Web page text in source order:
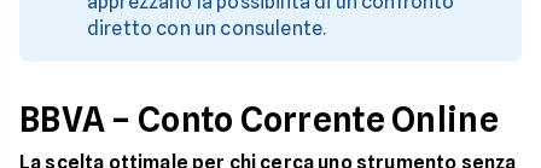
diretto con un consulente.
BBVA – Conto Corrente Online
La scelta ottimale per chi cerca uno strumento senza